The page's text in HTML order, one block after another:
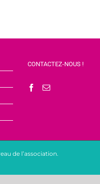
CONTACTEZ-NOUS !
de l’association.